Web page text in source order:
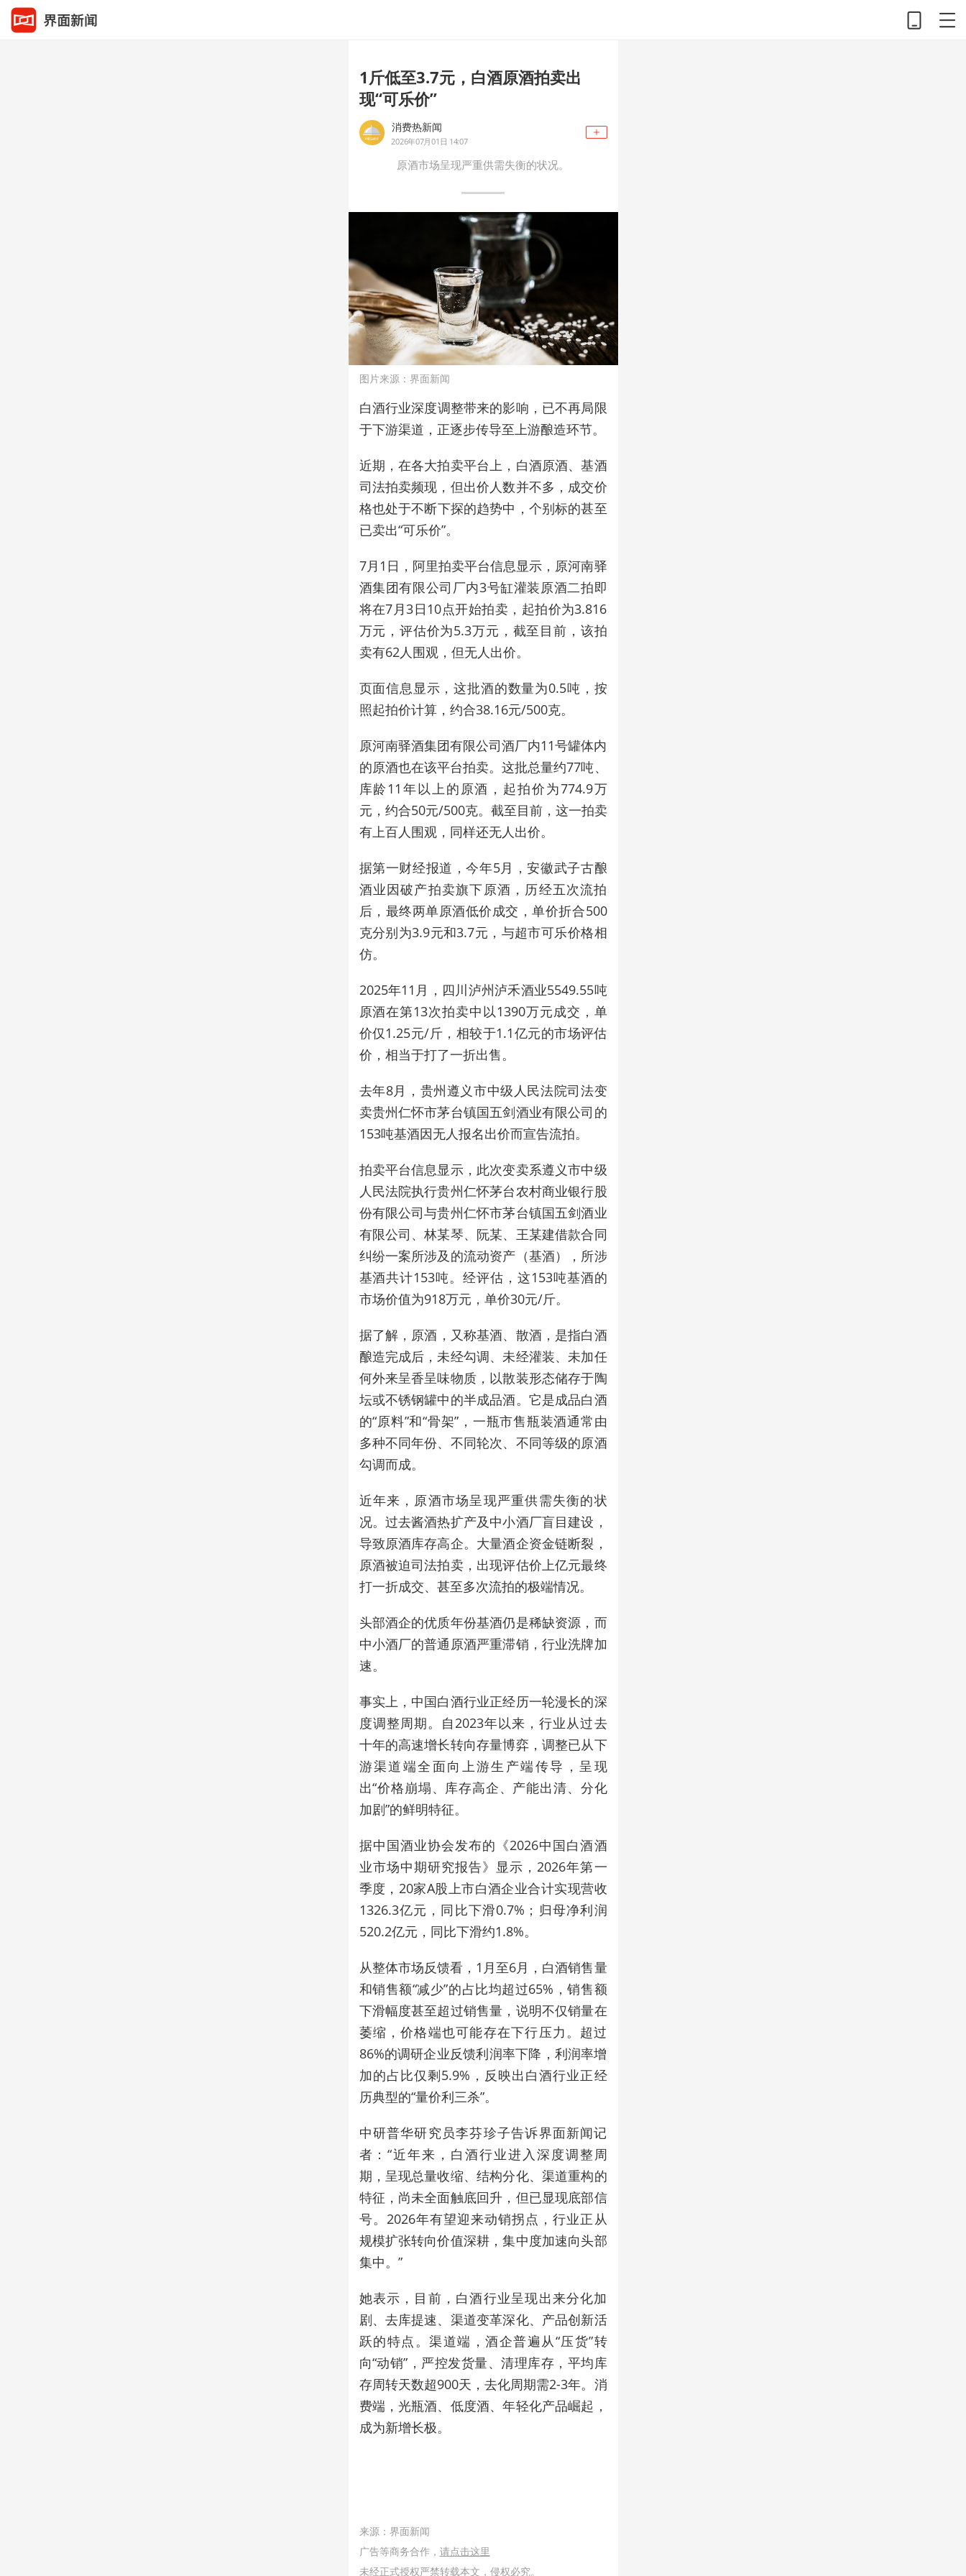
1斤低至3.7元，白酒原酒拍卖出
现“可乐价”
消费热新闻
2026年07月01日 14:07
原酒市场呈现严重供需失衡的状况。
图片来源：界面新闻
白酒行业深度调整带来的影响 ，已不再局限
于下游渠道，正逐步传导至上游酿造环节。
近期，在各大拍卖平台上 ， 白酒原酒、基酒
司法拍卖频现， 但出价人数并不多， 成交价
格也处于不断下探的趋势中 ，个别标的甚至
已卖出“可乐价”。
7月1日，阿里拍卖平台信息显示，原河南驿
酒集团有限公司厂内3号缸灌装原酒二拍即
将在7月3日10点开始拍卖，起拍价为3.816
万元，评估价为5.3万元，截至目前，该拍
卖有62人围观，但无人出价。
页面信息显示，这批酒的数量为0.5吨，按
照起拍价计算，约合38.16元/500克。
原河南驿酒集团有限公司酒厂内11号罐体内
的原酒也在该平台拍卖。这批总量约77吨、
库龄11年以上的原酒，起拍价为774.9万
元，约合50元/500克。截至目前，这一拍卖
有上百人围观， 同样还无人出价。
据第一财经报道，今年5月，安徽武子古酿
酒业因破产拍卖旗下原酒，历经五次流拍
后，最终两单原酒低价成交，单价折合500
克分别为3.9元和3.7元，与超市可乐价格相
仿。
2025年11月，四川泸州泸禾酒业5549.55吨
原酒在第13次拍卖中以1390万元成交，单
价仅1.25元/斤，相较于1.1亿元的市场评估
价，相当于打了一折出售。
去年8月，贵州遵义市中级人民法院司法变
卖贵州仁怀市茅台镇国五剑酒业有限公司的
153吨基酒因无人报名出价而宣告流拍。
拍卖平台信息显示，此次变卖系遵义市中级
人民法院执行贵州仁怀茅台农村商业银行股
份有限公司与贵州仁怀市茅台镇国五剑酒业
有限公司、林某琴、阮某、王某建借款合同
纠纷一案所涉及的流动资产（基酒），所涉
基酒共计153吨。经评估，这153吨基酒的
市场价值为918万元，单价30元/斤。
据了解， 原酒，又称基酒、散酒，是指白酒
酿造完成后，未经勾调、未经灌装、未加任
何外来呈香呈味物质，以散装形态储存于陶
坛或不锈钢罐中的半成品酒。它是成品白酒
的“原料”和“骨架” ，一瓶市售瓶装酒通常由
多种不同年份、不同轮次、不同等级的原酒
勾调而成。
近年来，原酒市场呈现严重供需失衡的状
况。过去酱酒热扩产及中小酒厂盲目建设，
导致原酒库存高企。大量酒企资金链断裂，
原酒被迫司法拍卖，出现评估价上亿元最终
打一折成交、甚至多次流拍的极端情况。
头部酒企的优质年份基酒仍是稀缺资源，而
中小酒厂的普通原酒严重滞销，行业洗牌加
速。
事实上，中国白酒行业正经历一轮漫长的深
度调整周期。自2023年以来，行业从过去
十年的高速增长转向存量博弈，调整已从下
游渠道端全面向上游生产端传导，呈现
出“价格崩塌、库存高企、产能出清、分化
加剧”的鲜明特征。
据中国酒业协会发布的《2026中国白酒酒
业市场中期研究报告》显示，2026年第一
季度，20家A股上市白酒企业合计实现营收
1326.3亿元，同比下滑0.7%；归母净利润
520.2亿元，同比下滑约1.8%。
从整体市场反馈看，1月至6月，白酒销售量
和销售额“减少”的占比均超过65%，销售额
下滑幅度甚至超过销售量，说明不仅销量在
萎缩，价格端也可能存在下行压力。超过
86%的调研企业反馈利润率下降，利润率增
加的占比仅剩5.9%，反映出白酒行业正经
历典型的“量价利三杀”。
中研普华研究员李芬珍子告诉界面新闻记
者：“近年来，白酒行业进入深度调整周
期，呈现总量收缩、结构分化、渠道重构的
特征，尚未全面触底回升，但已显现底部信
号。2026年有望迎来动销拐点，行业正从
规模扩张转向价值深耕，集中度加速向头部
集中。”
她表示，目前，白酒行业呈现出来分化加
剧、去库提速、渠道变革深化、产品创新活
跃的特点。渠道端，酒企普遍从“压货”转
向“动销”，严控发货量、清理库存，平均库
存周转天数超900天，去化周期需2-3年。消
费端，光瓶酒、低度酒、年轻化产品崛起，
成为新增长极。
来源：界面新闻
广告等商务合作， 请点击这里
未经正式授权严禁转载本文，侵权必究。